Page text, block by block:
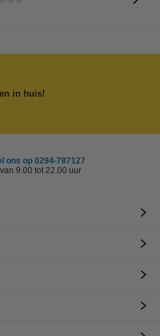
in huis!
ons op 0294-787127
9.00 tot 22.00 uur